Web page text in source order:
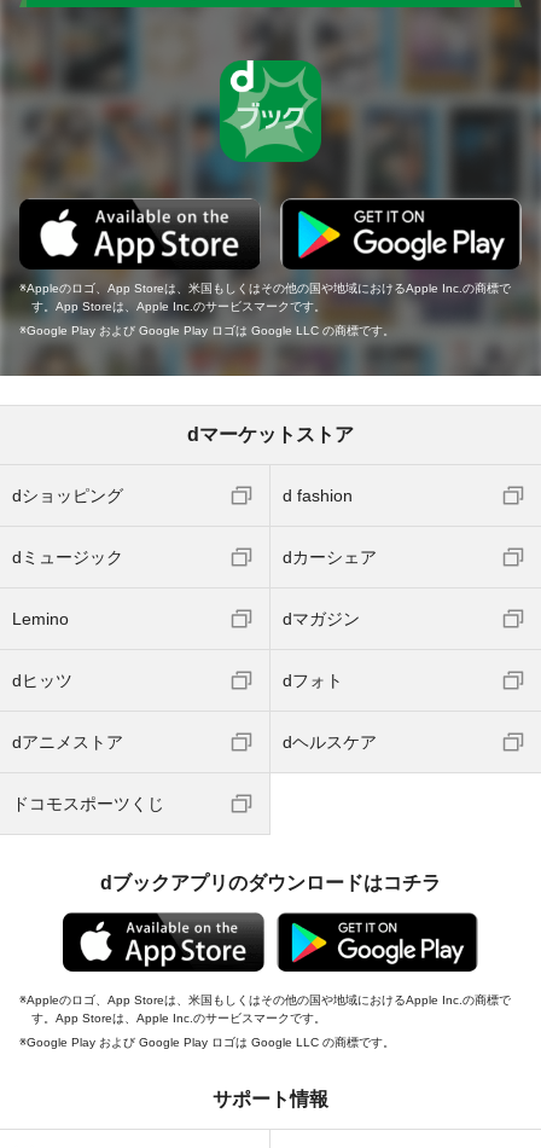
Appleのロゴ、App Storeは、米国もしくはその他の国や地域におけるApple Inc.の商標で
す。App Storeは、Apple Inc.のサービスマークです。
Google Play および Google Play ロゴは Google LLC の商標です。
dマーケットストア
dショッピング d fashion
dミュージック dカーシェア
Lemino dマガジン
dヒッツ dフォト
dアニメストア dヘルスケア
ドコモスポーツくじ
dブックアプリのダウンロードはコチラ
Appleのロゴ、App Storeは、米国もしくはその他の国や地域におけるApple Inc.の商標で
す。App Storeは、Apple Inc.のサービスマークです。
Google Play および Google Play ロゴは Google LLC の商標です。
サポート情報